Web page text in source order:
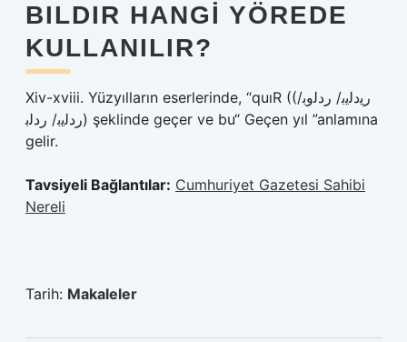
BILDIR HANGI YÖREDE
KULLANILIR?
Xiv-xviii. Yüzyılların eserlerinde, “quıR ((رﯾدﻟﯾﺑ/ ردﻟوﺑ/
ردﻟﯾﺑ/ ردﻟﺑ) şeklinde geçer ve bu“ Geçen yıl ”anlamına
gelir.
Tavsiyeli Bağlantılar: Cumhuriyet Gazetesi Sahibi
Nereli
Tarih: Makaleler